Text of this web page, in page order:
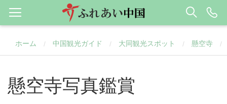
ホーム / 中国観光ガイド / 大同観光スポット / 懸空寺 /
懸空寺写真鑑賞